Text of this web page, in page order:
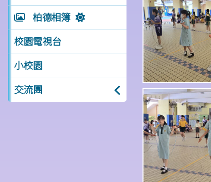
柏德相簿
校園電視台
小校園
交流團